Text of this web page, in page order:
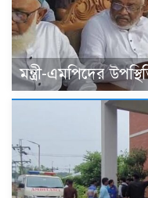
মন্ত্রী-এমপিদের